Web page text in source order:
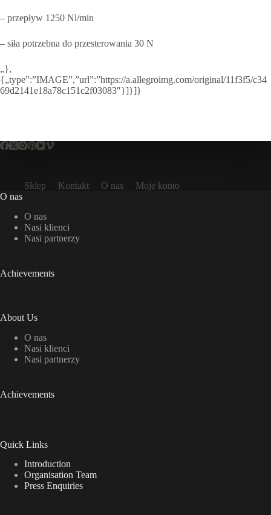
– przepływ 1250 Nl/min
– siła potrzebna do przesterowania 30 N
„},
{„type”:”IMAGE”,”url”:”https://a.allegroimg.com/original/11f3f5/c34
69d2141e18a78c151c2f03083″}]}]}
Sklep Kontakt O nas
Moje konto
O nas
O nas
Nasi klienci
Nasi partnerzy
Achievements
About Us
O nas
Nasi klienci
Nasi partnerzy
Achievements
Quick Links
Introduction
Organisation Team
Press Enquiries